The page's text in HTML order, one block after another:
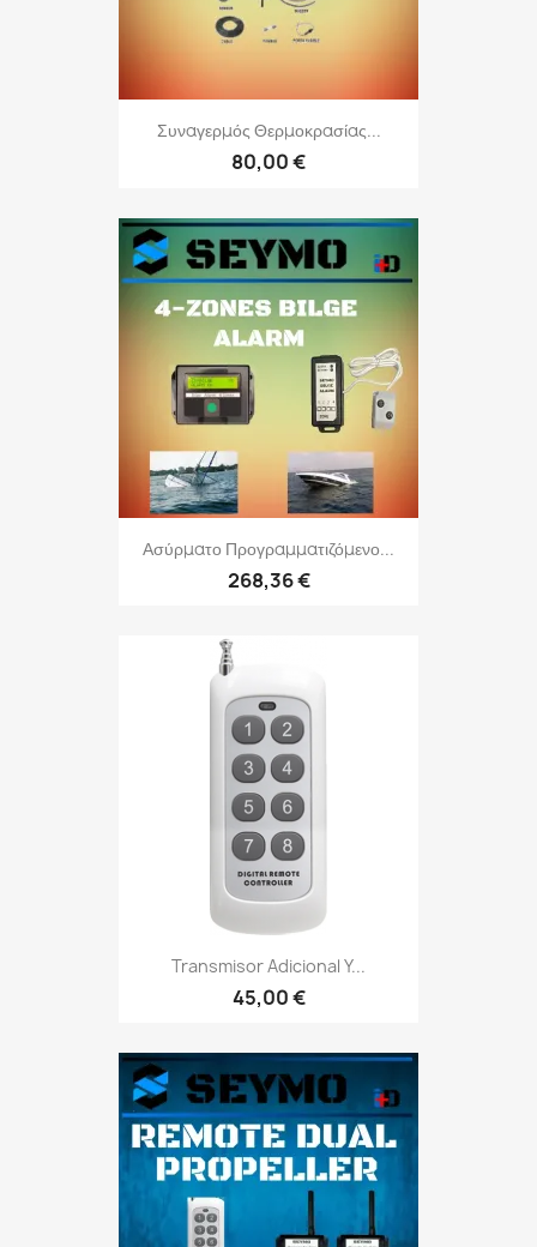
Συναγερμός Θερμοκρασίας...
80,00 €
Ασύρματο Προγραμματιζόμενο...
268,36 €
Transmisor Adicional Y...
45,00 €